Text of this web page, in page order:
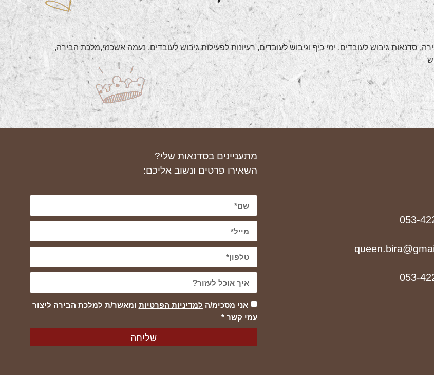
סדנאות גיבוש לעובדים, ימי כיף וגיבוש לעובדים, רעיונות לפעילות גיבוש לעובדים, נעמה אשכנזי,מלכת הבירה,
053-
053-
מתעניינים בסדנאות שלי?
השאירו פרטים ונשוב אליכם:
אני מסכימ/ה למדיניות הפרטיות ומאשר/ת למלכת הבירה ליצור
עמי קשר *
שליחה